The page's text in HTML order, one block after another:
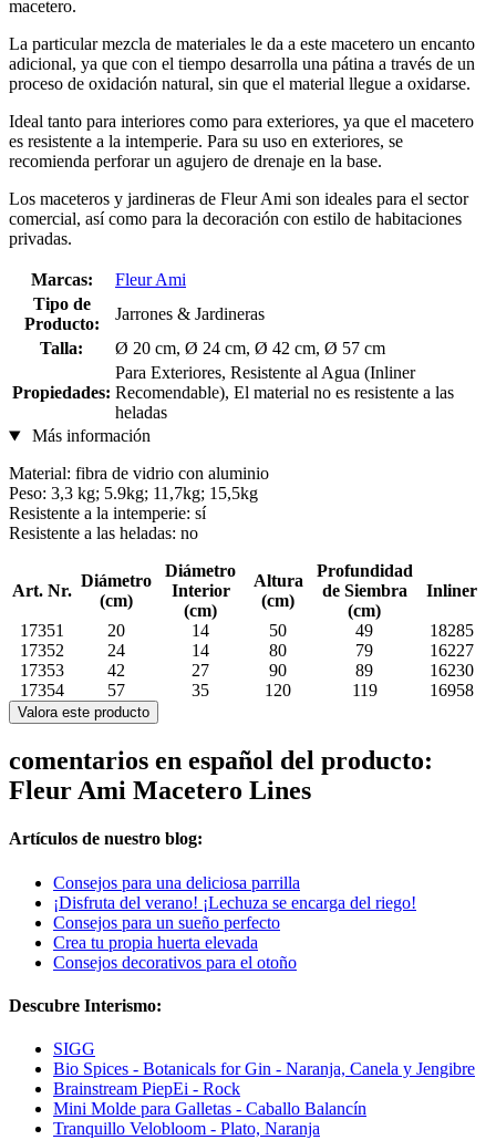
macetero.
La particular mezcla de materiales le da a este macetero un encanto
adicional, ya que con el tiempo desarrolla una pátina a través de un
proceso de oxidación natural, sin que el material llegue a oxidarse.
Ideal tanto para interiores como para exteriores, ya que el macetero
es resistente a la intemperie. Para su uso en exteriores, se
recomienda perforar un agujero de drenaje en la base.
Los maceteros y jardineras de Fleur Ami son ideales para el sector
comercial, así como para la decoración con estilo de habitaciones
privadas.
Marcas:
Fleur Ami
Tipo de
Producto:
Jarrones & Jardineras
Talla:
Ø 20 cm, Ø 24 cm, Ø 42 cm, Ø 57 cm
Propiedades:
Para Exteriores, Resistente al Agua (Inliner
Recomendable), El material no es resistente a las
heladas
Más información
Material: fibra de vidrio con aluminio
Peso: 3,3 kg; 5.9kg; 11,7kg; 15,5kg
Resistente a la intemperie: sí
Resistente a las heladas: no
Art. Nr.
Diámetro
(cm)
Diámetro
Interior
(cm)
Altura
(cm)
Profundidad
de Siembra
(cm)
Inliner
17351 20 14 50 49
18285
17352
24 14 80 79
16227
17353
42 27 90 89
16230
17354
57 35 120 119 16958
Valora este producto
comentarios en español del producto:
Fleur Ami Macetero Lines
Artículos de nuestro blog:
Consejos para una deliciosa parrilla
¡Disfruta del verano! ¡Lechuza se encarga del riego!
Consejos para un sueño perfecto
Crea tu propia huerta elevada
Consejos decorativos para el otoño
Descubre Interismo:
SIGG
Bio Spices - Botanicals for Gin - Naranja, Canela y Jengibre
Brainstream PiepEi - Rock
Mini Molde para Galletas - Caballo Balancín
Tranquillo Velobloom - Plato, Naranja